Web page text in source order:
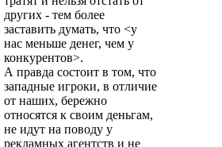
других - тем более
заставить думать, что <у
нас меньше денег, чем у
конкурентов>.
А правда состоит в том, что
западные игроки, в отличие
от наших, бережно
относятся к своим деньгам,
не идут на поводу у
рекламных агентств и не